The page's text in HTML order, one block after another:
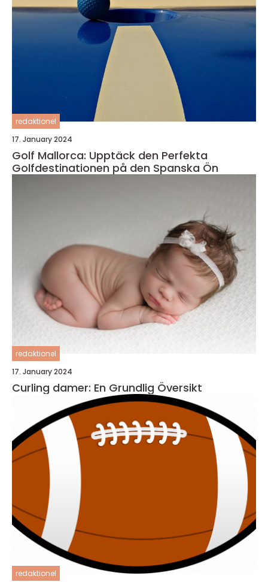
redaktionel
17. January 2024
Golf Mallorca: Upptäck den Perfekta
Golfdestinationen på den Spanska Ön
redaktionel
17. January 2024
Curling damer: En Grundlig Översikt
redaktionel